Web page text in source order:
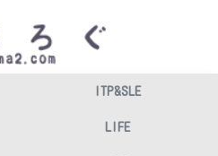
ITP&SLE
LIFE